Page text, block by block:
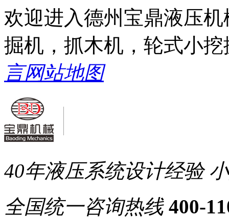
欢迎进入德州宝鼎液压
掘机，抓木机，轮式小
言网站地图
40年液压系统设计经验
全国统一咨询热线 400-